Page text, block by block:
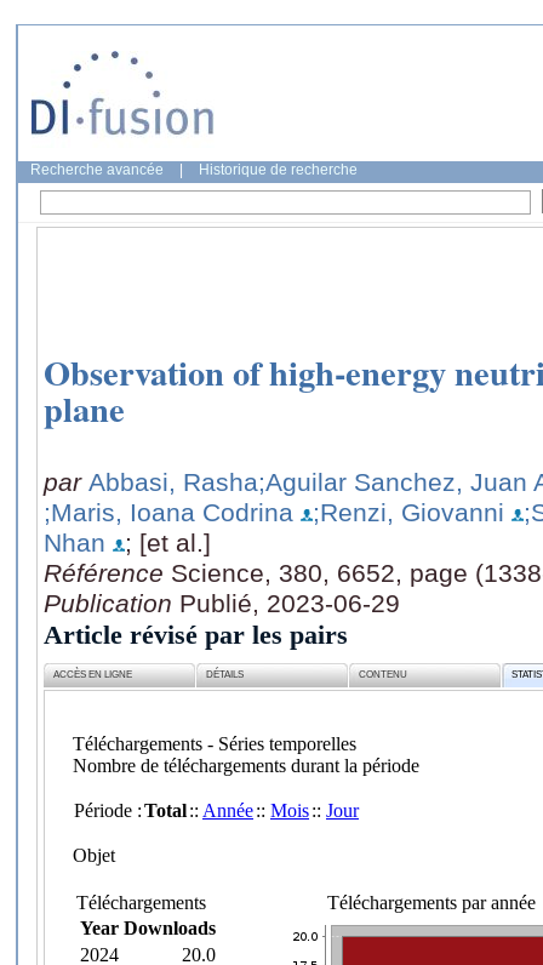
Recherche avancée Historique de recherche
Observation of high-energy
plane
par Abbasi, Rasha;Aguilar Sanchez, Juan
;Maris, Ioana Codrina
;Renzi, Giovanni
Nhan
; [et al.]
Référence Science, 380, 6652, page
Publication Publié, 2023-06-29
Article révisé par les pairs
ACCÈS EN LIGNE DÉTAILS CONTENU